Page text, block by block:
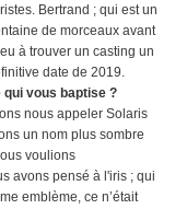
Bertrand ; qui est un
de morceaux avant
à trouver un casting un
date de 2019.
vous baptise ?
nous appeler Solaris
un nom plus sombre
voulions
avons pensé à l'iris ; qui
emblème, ce n’était